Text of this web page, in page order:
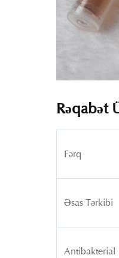
Rəqabət
Fərq
Əsas Tərkibi
Antibakterial